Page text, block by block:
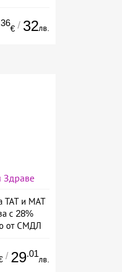
€ / 32лв.
Здраве
ТАТ и МАТ
с 28%
от СМДЛ
/ 29.01
лв.